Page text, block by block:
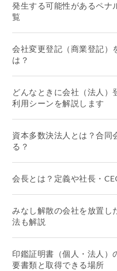
発生する可能性があるペナ
覧
会社変更登記（商業登記）
は？
どんなときに会社（法人）
利用シーンを解説します
資本多数決法人とは？合同
る？
会長とは？定義や社長・
みなし解散の会社を放置し
法も解説
印鑑証明書（個人・法人）
要書類と取得できる場所